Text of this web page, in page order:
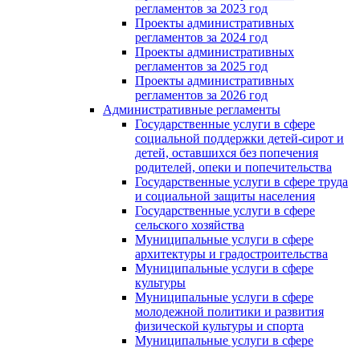
регламентов за 2023 год
Проекты административных
регламентов за 2024 год
Проекты административных
регламентов за 2025 год
Проекты административных
регламентов за 2026 год
Административные регламенты
Государственные услуги в сфере
социальной поддержки детей-сирот и
детей, оставшихся без попечения
родителей, опеки и попечительства
Государственные услуги в сфере труда
и социальной защиты населения
Государственные услуги в сфере
сельского хозяйства
Муниципальные услуги в сфере
архитектуры и градостроительства
Муниципальные услуги в сфере
культуры
Муниципальные услуги в сфере
молодежной политики и развития
физической культуры и спорта
Муниципальные услуги в сфере